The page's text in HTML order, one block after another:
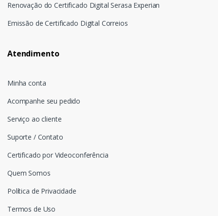
Renovação do Certificado Digital Serasa Experian
Emissão de Certificado Digital Correios
Atendimento
Minha conta
Acompanhe seu pedido
Serviço ao cliente
Suporte / Contato
Certificado por Videoconferência
Quem Somos
Política de Privacidade
Termos de Uso